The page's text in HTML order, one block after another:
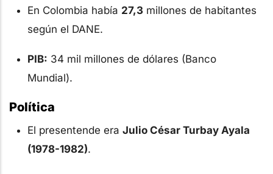
En Colombia había 27,3 millones de habitantes
según el DANE.
PIB: 34 mil millones de dólares (Banco
Mundial).
Política
El presentende era Julio César Turbay Ayala
(1978-1982).